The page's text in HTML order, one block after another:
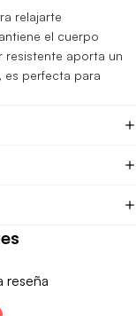
relajarte
el cuerpo
resistente aporta un
es perfecta para
reseña